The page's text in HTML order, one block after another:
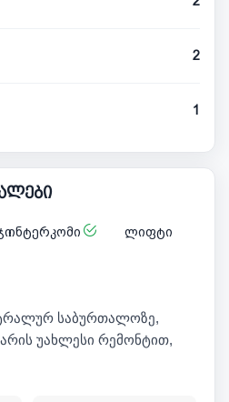
2
1
ინტერკომი ლიფტი
საბურთალოზე,
უახლესი რემონტით,